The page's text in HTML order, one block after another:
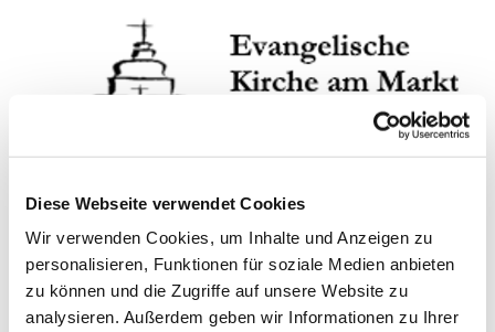
Diese Webseite verwendet Cookies
Wir verwenden Cookies, um Inhalte und Anzeigen zu
personalisieren, Funktionen für soziale Medien anbieten
zu können und die Zugriffe auf unsere Website zu
analysieren. Außerdem geben wir Informationen zu Ihrer